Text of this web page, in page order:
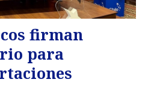
firman
para